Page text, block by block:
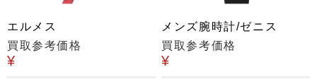
エルメス
買取参考価格
¥
メンズ腕時計/ゼニス
買取参考価格
¥